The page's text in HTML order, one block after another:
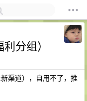
分组）
渠道），自用不了，推